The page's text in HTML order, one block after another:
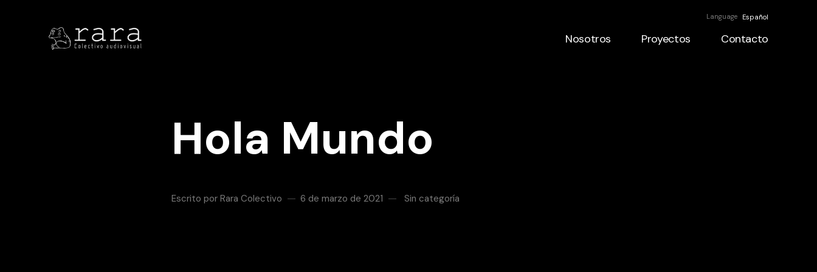
Nosotros
Proyectos
Contacto
Contacto
Language Español
Hola Mundo
Escrito por Rara Colectivo 6 de marzo de 2021 Sin categoría